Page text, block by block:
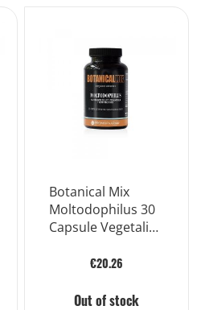
Botanical Mix
Moltodophilus 30
Capsule Vegetali
€20.26
Out of stock